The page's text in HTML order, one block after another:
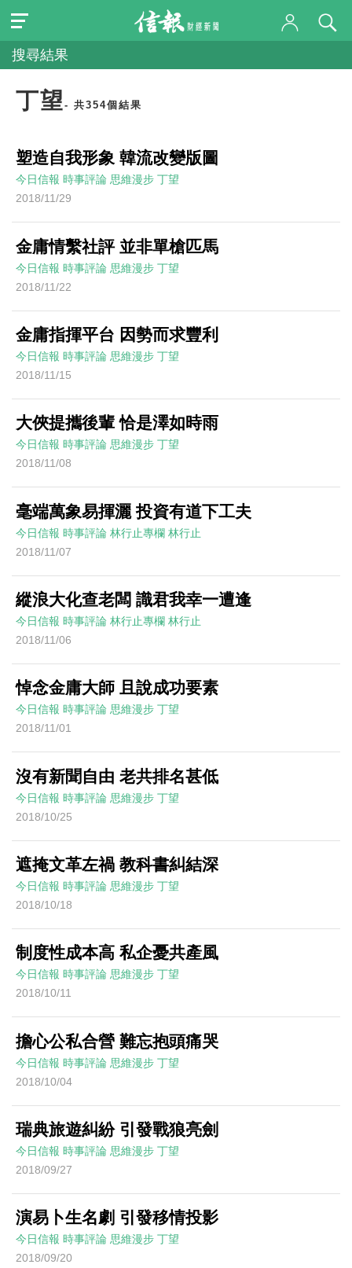
搜尋結果
丁望 - 共354個結果
塑造自我形象 韓流改變版圖
今日信報 時事評論 思維漫步 丁望
2018/11/29
金庸情繫社評 並非單槍匹馬
今日信報 時事評論 思維漫步 丁望
2018/11/22
金庸指揮平台 因勢而求豐利
今日信報 時事評論 思維漫步 丁望
2018/11/15
大俠提攜後輩 恰是澤如時雨
今日信報 時事評論 思維漫步 丁望
2018/11/08
毫端萬象易揮灑 投資有道下工夫
今日信報 時事評論 林行止專欄 林行止
2018/11/07
縱浪大化查老闆 識君我幸一遭逢
今日信報 時事評論 林行止專欄 林行止
2018/11/06
悼念金庸大師 且說成功要素
今日信報 時事評論 思維漫步 丁望
2018/11/01
沒有新聞自由 老共排名甚低
今日信報 時事評論 思維漫步 丁望
2018/10/25
遮掩文革左禍 教科書糾結深
今日信報 時事評論 思維漫步 丁望
2018/10/18
制度性成本高 私企憂共產風
今日信報 時事評論 思維漫步 丁望
2018/10/11
擔心公私合營 難忘抱頭痛哭
今日信報 時事評論 思維漫步 丁望
2018/10/04
瑞典旅遊糾紛 引發戰狼亮劍
今日信報 時事評論 思維漫步 丁望
2018/09/27
演易卜生名劇 引發移情投影
今日信報 時事評論 思維漫步 丁望
2018/09/20